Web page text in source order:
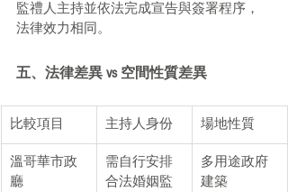
監禮人主持並依法完成宣告與簽署程序，
法律效力相同。
五、法律差異 vs 空間性質差異
比較項目 主持人身份 場地性質
溫哥華市政
廳
需自行安排
合法婚姻監
多用途政府
建築